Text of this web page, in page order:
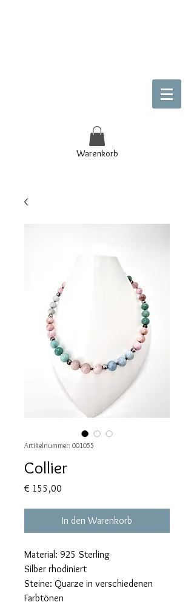
Warenkorb
Artikelnummer: 001055
Collier
€ 155,00
In den Warenkorb
Material: 925 Sterling
Silber rhodiniert
Steine: Quarze in verschiedenen
Farbtönen